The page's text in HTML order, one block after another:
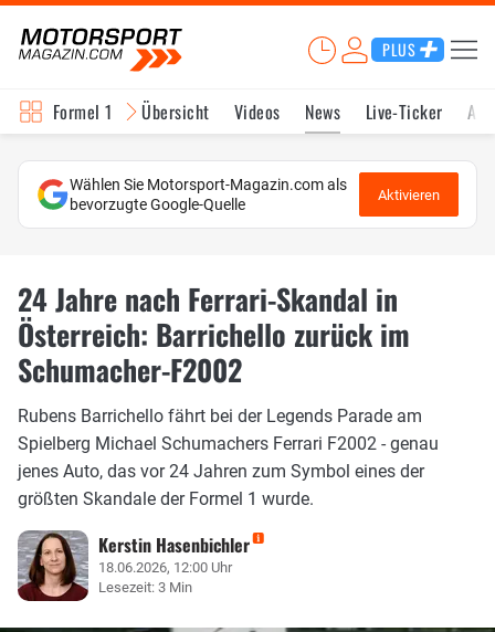
PLUS
Formel 1 Übersicht Videos News Live-Ticker
Wählen Sie Motorsport-Magazin.com als
bevorzugte Google-Quelle
Aktivieren
24 Jahre nach Ferrari-Skandal in
Österreich: Barrichello zurück im
Schumacher-F2002
Rubens Barrichello fährt bei der Legends Parade am
Spielberg Michael Schumachers Ferrari F2002 - genau
jenes Auto, das vor 24 Jahren zum Symbol eines der
größten Skandale der Formel 1 wurde.
Kerstin Hasenbichler
18.06.2026, 12:00 Uhr
Lesezeit: 3 Min